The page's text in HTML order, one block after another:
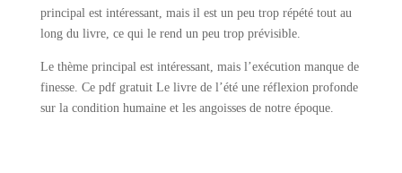
principal est intéressant, mais il est un peu trop répété tout au
long du livre, ce qui le rend un peu trop prévisible.
Le thème principal est intéressant, mais l’exécution manque de
finesse. Ce pdf gratuit Le livre de l’été une réflexion profonde
sur la condition humaine et les angoisses de notre époque.